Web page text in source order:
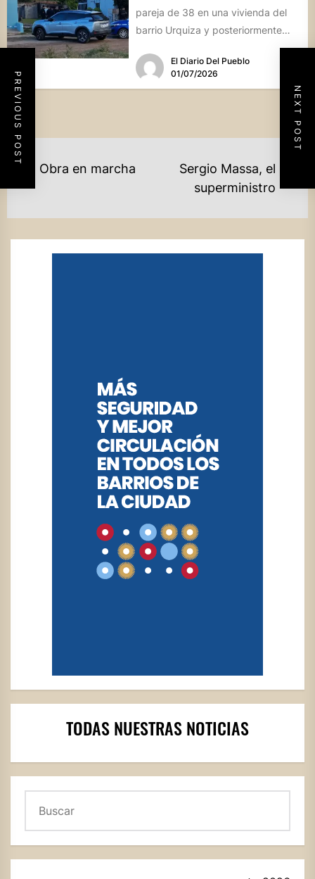
PREVIOUS POST NEXT POST
pareja de 38 en una vivienda del
barrio Urquiza y posteriormente
El Diario Del Pueblo
01/07/2026
NAVEGACIÓN
DE
ENTRADAS
Previous
Obra en marcha
Sergio Massa, el
superministro
TODAS NUESTRAS NOTICIAS